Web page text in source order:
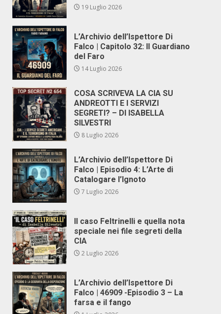
19 Luglio 2026
L’Archivio dell’Ispettore Di
Falco | Capitolo 32: Il Guardiano
del Faro
14 Luglio 2026
COSA SCRIVEVA LA CIA SU
ANDREOTTI E I SERVIZI
SEGRETI? – DI ISABELLA
SILVESTRI
8 Luglio 2026
L’Archivio dell’Ispettore Di
Falco | Episodio 4: L’Arte di
Catalogare l’Ignoto
7 Luglio 2026
Il caso Feltrinelli e quella nota
speciale nei file segreti della
CIA
2 Luglio 2026
L’Archivio dell’Ispettore Di
Falco | 46909 -Episodio 3 – La
farsa e il fango